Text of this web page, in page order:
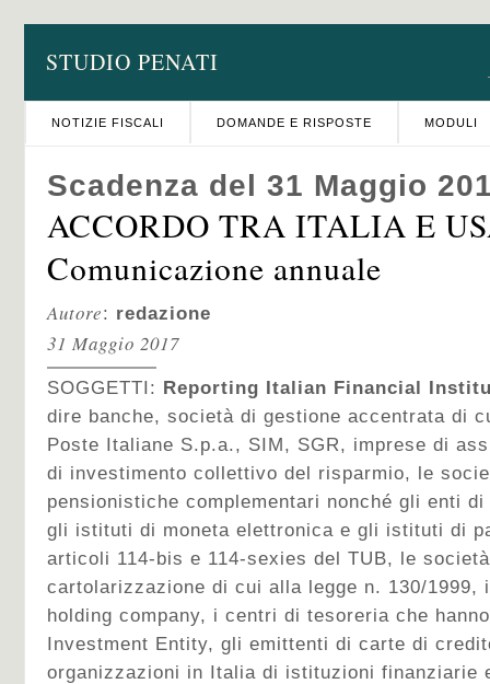
STUDIO PENATI
NOTIZIE FISCALI DOMANDE E RISPOSTE MODULI
Scadenza del 31 Maggio
ACCORDO TRA ITALIA E
Comunicazione annuale
Autore: redazione
31 Maggio 2017
SOGGETTI: Reporting Italian Financial
dire banche, società di gestione accentrata di
Poste Italiane S.p.a., SIM, SGR, imprese di
di investimento collettivo del risparmio, le
pensionistiche complementari nonché gli enti
gli istituti di moneta elettronica e gli istituti di
articoli 114-bis e 114-sexies del TUB, le
cartolarizzazione di cui alla legge n. 130/
holding company, i centri di tesoreria che
Investment Entity, gli emittenti di carte di
organizzazioni in Italia di istituzioni finanziarie